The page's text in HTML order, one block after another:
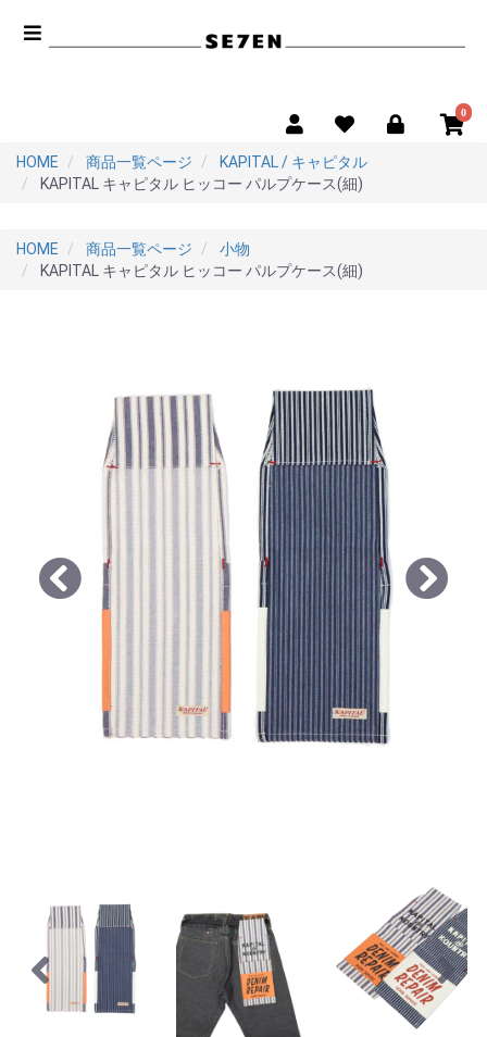
0
HOME 商品一覧ページ
KAPITAL / キャピタル
KAPITAL キャピタル ヒッコー パルプケース(細)
HOME 商品一覧ページ
小物
KAPITAL キャピタル ヒッコー パルプケース(細)